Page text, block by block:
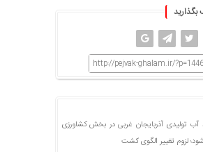
بگذارید
http://pejvak-ghalam.ir/?p=1446
آب تولیدی آذربایجان غربی در بخش کشاورزی
لزوم تغییر الگوی کشت